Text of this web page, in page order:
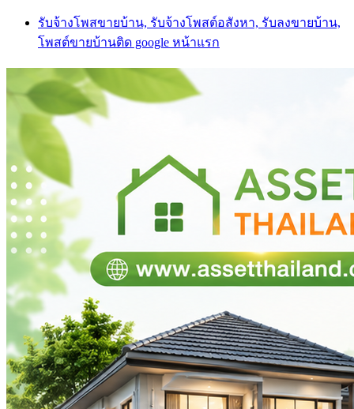
Skip
content
รับจ้างโพสขายบ้าน, รับจ้างโพสต์อสังหา, รับลงขายบ้าน,
โพสต์ขายบ้านติด google หน้าแรก